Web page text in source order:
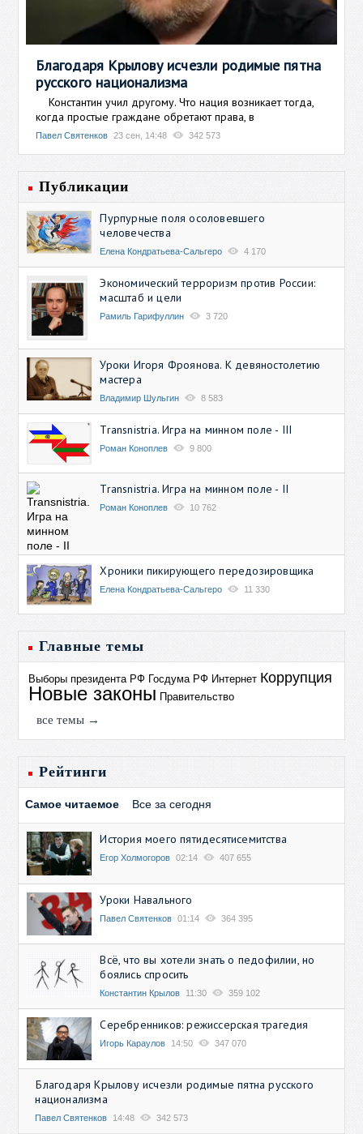
Благодаря Крылову исчезли родимые пятна
русского национализма
Константин учил другому. Что нация возникает тогда,
когда простые граждане обретают права, в
Павел Святенков 23 сен, 14:48 342 573
Публикации
Пурпурные поля осоловевшего
человечества
Елена Кондратьева-Сальгеро 4 170
Экономический терроризм против России:
масштаб и цели
Рамиль Гарифуллин 3 720
Уроки Игоря Фроянова. К девяностолетию
мастера
Владимир Шульгин 8 583
Transnistria. Игра на минном поле - III
Роман Коноплев 9 800
Transnistria. Игра на минном поле - II
Роман Коноплев 10 762
Хроники пикирующего передозировщика
Елена Кондратьева-Сальгеро 11 330
Главные темы
Выборы президента РФ Госдума РФ Интернет Коррупция
Новые законы Правительство
все темы →
Рейтинги
Самое читаемое Все за сегодня
История моего пятидесятисемитства
Егор Холмогоров 02:14 407 655
Уроки Навального
Павел Святенков 01:14 364 395
Всё, что вы хотели знать о педофилии, но
боялись спросить
Константин Крылов 11:30 359 102
Серебренников: режиссерская трагедия
Игорь Караулов 14:50 347 070
Благодаря Крылову исчезли родимые пятна русского
национализма
Павел Святенков 14:48 342 573